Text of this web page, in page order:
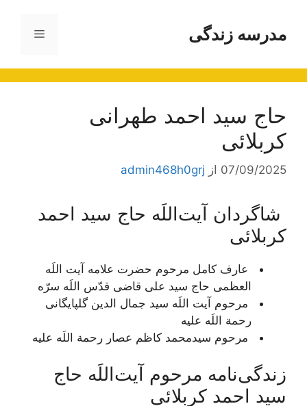
محتوامدرسه زندگی فهرست
حاج سید احمد طهرانی
کربلائی
07/09/2025 از admin468h0grj
شاگردان آیت‌اللَه حاج سید احمد
کربلائی
عارف کامل مرحوم حضرت علامه آیت اللَه
العظمی حاج سید علی قاضی قدّس اللَه سرّه
مرحوم آیت اللَه سید جمال الدین گلپایگانی
رحمة اللَه علیه
مرحوم سیدمحمد کاظم عصار رحمة اللَه علیه
زندگی‌نامه مرحوم آیت‌اللَه حاج
سید احمد کربلائی